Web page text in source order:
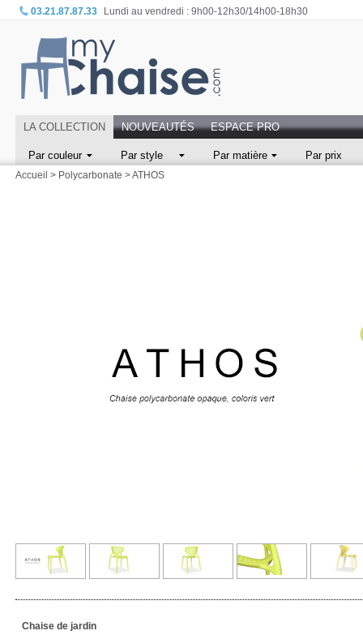
03.21.87.87.33 Lundi au vendredi : 9h00-12h30/14h00-18h30
LA COLLECTION NOUVEAUTÉS ESPACE PRO
Par couleur Par style Par matière Par prix
Accueil > Polycarbonate >ATHOS
Chaise de jardin